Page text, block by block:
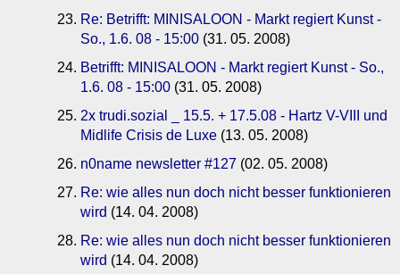
Re: Betrifft: MINISALOON - Markt regiert Kunst -
So., 1.6. 08 - 15:00 (31. 05. 2008)
Betrifft: MINISALOON - Markt regiert Kunst - So.,
1.6. 08 - 15:00 (31. 05. 2008)
2x trudi.sozial _ 15.5. + 17.5.08 - Hartz V-VIII und
Midlife Crisis de Luxe (13. 05. 2008)
n0name newsletter #127 (02. 05. 2008)
Re: wie alles nun doch nicht besser funktionieren
wird (14. 04. 2008)
Re: wie alles nun doch nicht besser funktionieren
wird (14. 04. 2008)